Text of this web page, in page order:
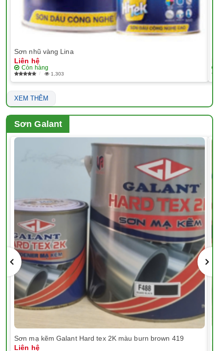
Sơn nhũ vàng Lina
Liên hệ
Còn hàng
1,303
XEM THÊM
Sơn Galant
Sơn mạ kẽm Galant Hard tex 2K màu burn brown 419
Liên hệ